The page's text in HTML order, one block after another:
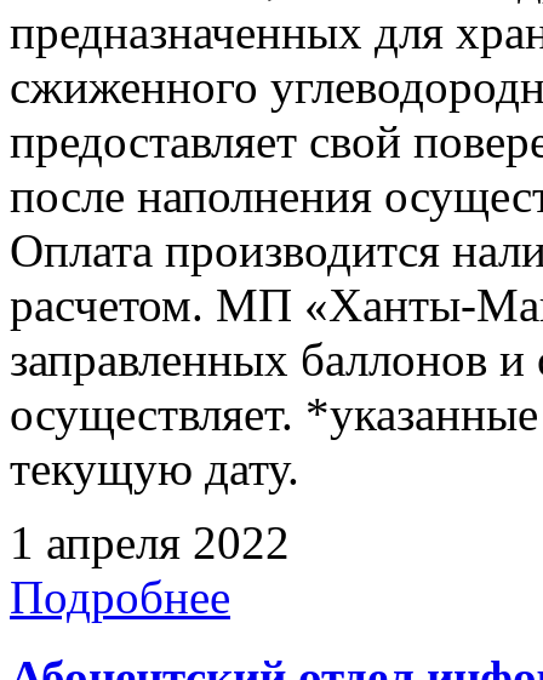
предназначенных для
сжиженного
предоставляет свой
после наполнения
Оплата производится
расчетом. МП «Ханты-
заправленных баллонов
осуществляет.
текущую дату.
1 апреля 2022
Подробнее